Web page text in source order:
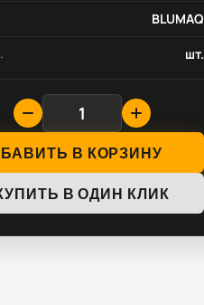
BLUMAQ
шт.
В КОРЗИНУ
В ОДИН КЛИК